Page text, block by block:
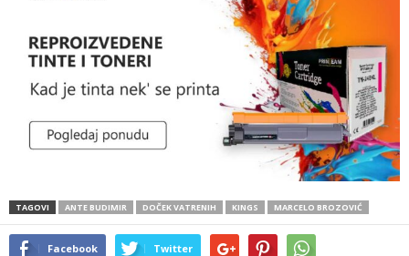
TAGOVI ANTE BUDIMIR DOČEK VATRENIH KINGS MARCELO BROZOVIĆ
Facebook Twitter